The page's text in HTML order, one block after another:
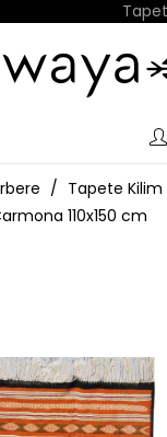
Tapete Kilim
110x150 cm